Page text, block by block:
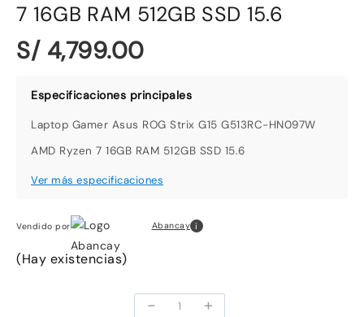
7 16GB RAM 512GB SSD 15.6
S/ 4,799.00
Laptop Gamer Asus ROG Strix G15 G513RC-HN097W
AMD Ryzen 7 16GB RAM 512GB SSD 15.6
Vendido por Abancay i
(Hay existencias)
-
Laptop
+